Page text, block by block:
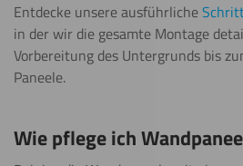
Entdecke unsere ausführliche
in der wir die gesamte Montage
Vorbereitung des Untergrunds bis
Paneele.
Wie pflege ich